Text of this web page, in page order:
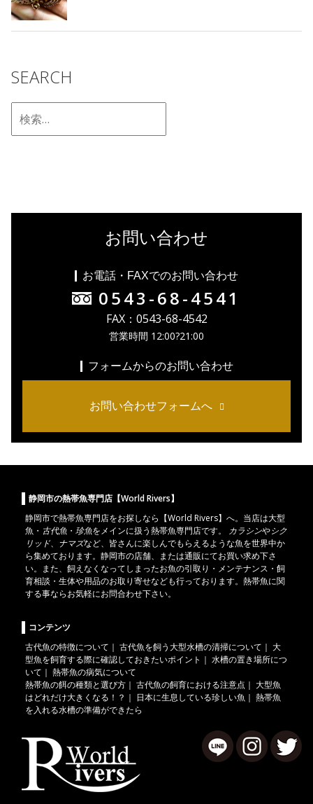
SEARCH
お問い合わせ
お電話・FAXでのお問い合わせ
0543-68-4541
FAX：0543-68-4542
営業時間 12:00?21:00
フォームからのお問い合わせ
お問い合わせフォームへ
静岡市の熱帯魚専門店【World Rivers】
静岡市で熱帯魚専門店をお探しなら【World Rivers】へ。当店は大型
魚 ・ 古代魚 ・ 珍魚をメインに扱う熱帯魚専門店です。 カラシンやシク
リッド、 ナマズなど、皆さんに楽しんでもらえるような魚を世界中か
ら集めております。静岡市の店舗、または通販にてお買い求め下さ
い。また、飼えなくなってしまったお魚の引取り・メンテナンス・飼
育相談・生体や用品のお取り寄せなども行っております。熱帯魚に関
する事ならお気軽にお問合わせ下さい。
コンテンツ
古代魚の特徴について ｜ 古代魚を飼う大型水槽の清掃について ｜ 大
型魚を飼育する際に確認しておきたいポイント ｜ 水槽の置き場所につ
いて ｜ 熱帯魚の病気について
熱帯魚の餌の種類と選び方 ｜ 古代魚の飼育における注意点 ｜ 大型魚
はどれだけ大きくなる！？ ｜ 日本に生息している珍しい魚 ｜ 熱帯魚
を入れる水槽の準備ができたら